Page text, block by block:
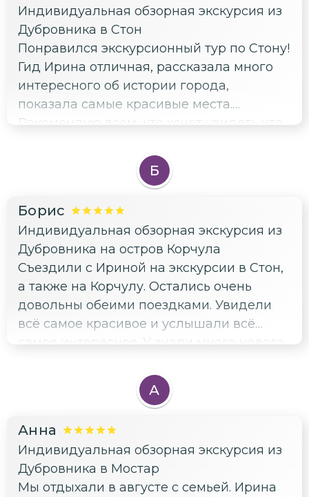
Индивидуальная обзорная экскурсия из
Дубровника в Стон
Понравился экскурсионный тур по Стону!
Гид Ирина отличная, рассказала много
интересного об истории города,
показала самые красивые места.
Рекомендую всем, кто хочет увидеть что-
Б
Борис
Индивидуальная обзорная экскурсия из
Дубровника на остров Корчула
Съездили с Ириной на экскурсии в Стон,
а также на Корчулу. Остались очень
довольны обеими поездками. Увидели
всё самое красивое и услышали всё
самое интересное. У знали много нового
А
Анна
Индивидуальная обзорная экскурсия из
Дубровника в Мостар
Мы отдыхали в августе с семьей. Ирина